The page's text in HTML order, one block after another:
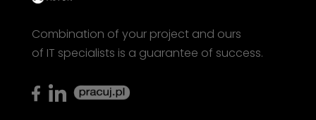
Combination of your project and ours
of IT specialists is a guarantee of success.